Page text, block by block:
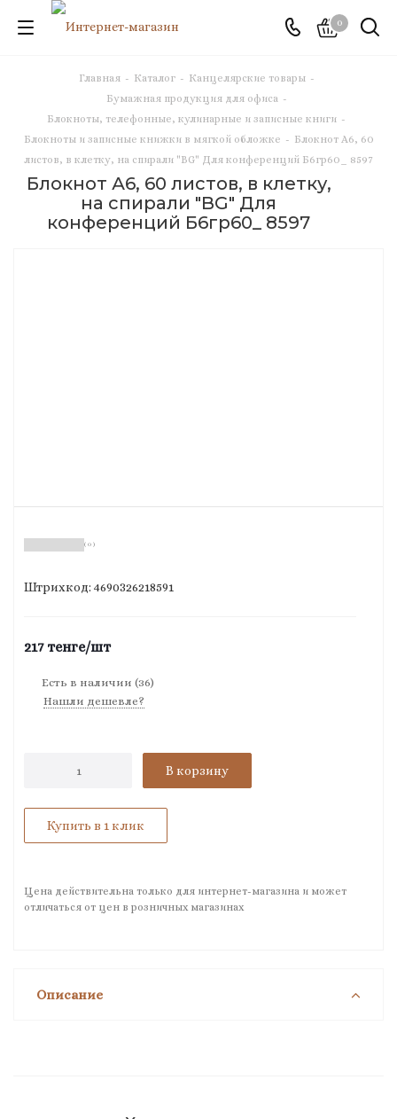
0
Главная - Каталог - Канцелярские товары -
Бумажная продукция для офиса -
Блокноты, телефонные, кулинарные и записные книги -
Блокноты и записные книжки в мягкой обложке - Блокнот А6, 60
листов, в клетку, на спирали "BG" Для конференций Б6гр60_ 8597
Блокнот А6, 60 листов, в клетку,
на спирали "BG" Для
конференций Б6гр60_ 8597
( 0 )
Штрихкод: 4690326218591
217тенге/шт
Есть в наличии (36)
Нашли дешевле?
В корзину
Купить в 1 клик
Цена действительна только для интернет-магазина и может
отличаться от цен в розничных магазинах
Описание